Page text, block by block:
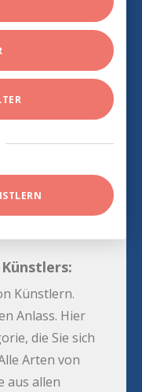
Künstlern.
Anlass. Hier
die Sie sich
Arten von
aus allen